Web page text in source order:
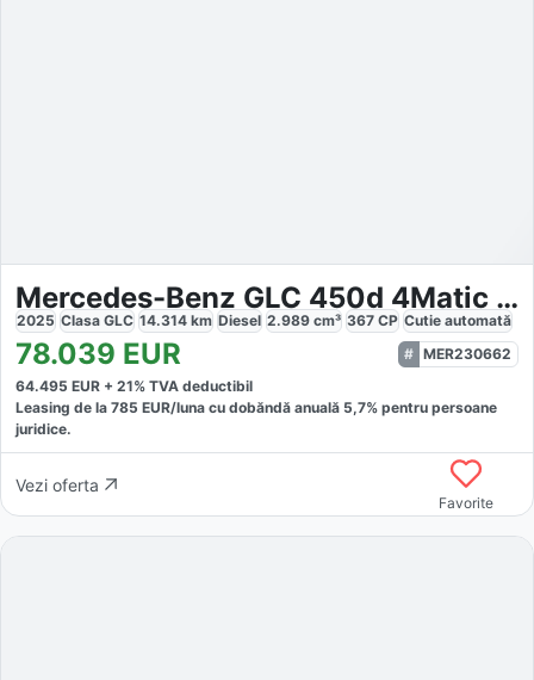
Mercedes-Benz GLC 450d 4Matic AMG
2025 Clasa GLC 14.314 km Diesel 2.989 cm³ 367 CP Cutie automată
78.039 EUR
MER230662
64.495 EUR + 21% TVA deductibil
Leasing de la 785 EUR/luna cu dobăndă anuală 5,7% pentru persoane
juridice.
Vezi oferta
Favorite